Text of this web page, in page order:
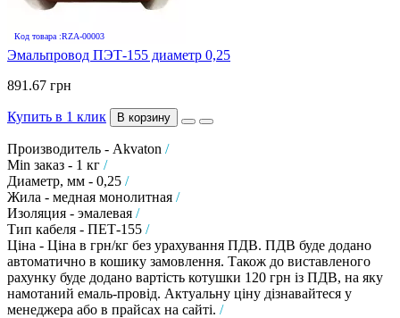
Код товара :RZA-00003
Эмальпровод ПЭТ-155 диаметр 0,25
891.67 грн
Купить в 1 клик В корзину
Производитель - Akvaton /
Min заказ - 1 кг /
Диаметр, мм - 0,25 /
Жила - медная монолитная /
Изоляция - эмалевая /
Тип кабеля - ПЕТ-155 /
Ціна - Ціна в грн/кг без урахування ПДВ. ПДВ буде додано
автоматично в кошику замовлення. Також до виставленого
рахунку буде додано вартість котушки 120 грн із ПДВ, на яку
намотаний емаль-провід. Актуальну ціну дізнавайтеся у
менеджера або в прайсах на сайті. /